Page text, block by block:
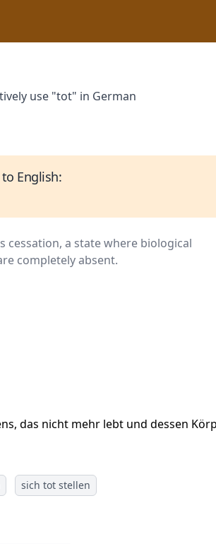
use "tot" in German
English:
a state where biological
completely absent.
das nicht mehr lebt und dessen
sich tot stellen